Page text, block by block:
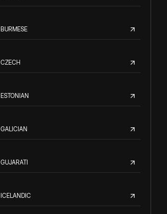
BURMESE
CZECH
ESTONIAN
GALICIAN
GUJARATI
ICELANDIC